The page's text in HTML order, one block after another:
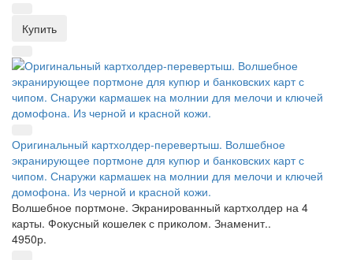
Купить
Оригинальный картхолдер-перевертыш. Волшебное
экранирующее портмоне для купюр и банковских карт с
чипом. Снаружи кармашек на молнии для мелочи и ключей
домофона. Из черной и красной кожи.
Волшебное портмоне. Экранированный картхолдер на 4
карты. Фокусный кошелек с приколом. Знаменит..
4950р.